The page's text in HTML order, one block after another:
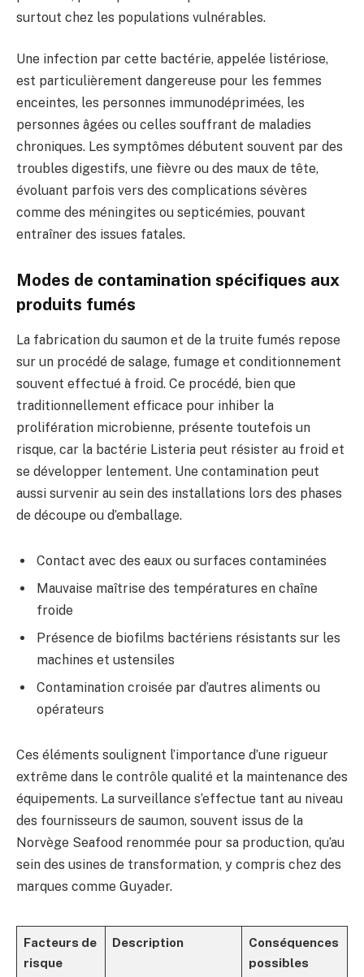
surtout chez les populations vulnérables.
Une infection par cette bactérie, appelée listériose,
est particulièrement dangereuse pour les femmes
enceintes, les personnes immunodéprimées, les
personnes âgées ou celles souffrant de maladies
chroniques. Les symptômes débutent souvent par des
troubles digestifs, une fièvre ou des maux de tête,
évoluant parfois vers des complications sévères
comme des méningites ou septicémies, pouvant
entraîner des issues fatales.
Modes de contamination spécifiques aux
produits fumés
La fabrication du saumon et de la truite fumés repose
sur un procédé de salage, fumage et conditionnement
souvent effectué à froid. Ce procédé, bien que
traditionnellement efficace pour inhiber la
prolifération microbienne, présente toutefois un
risque, car la bactérie Listeria peut résister au froid et
se développer lentement. Une contamination peut
aussi survenir au sein des installations lors des phases
de découpe ou d’emballage.
Contact avec des eaux ou surfaces contaminées
Mauvaise maîtrise des températures en chaîne
froide
Présence de biofilms bactériens résistants sur les
machines et ustensiles
Contamination croisée par d’autres aliments ou
opérateurs
Ces éléments soulignent l’importance d’une rigueur
extrême dans le contrôle qualité et la maintenance des
équipements. La surveillance s’effectue tant au niveau
des fournisseurs de saumon, souvent issus de la
Norvège Seafood renommée pour sa production, qu’au
sein des usines de transformation, y compris chez des
marques comme Guyader.
Facteurs de
risque
Description
Conséquences
possibles